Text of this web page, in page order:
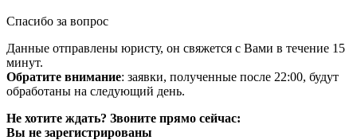
Спасибо за вопрос
Данные отправлены юристу, он свяжется с Вами в течение 15
минут.
Обратите внимание: заявки, полученные после 22:00, будут
обработаны на следующий день.
Не хотите ждать? Звоните прямо сейчас:
Вы не зарегистрированы